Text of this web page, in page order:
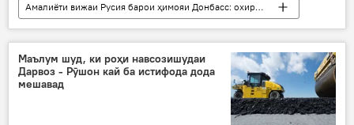
Амалиёти вижаи Русия барои ҳимояи Донбасс: охирин хабарҳо
Украина
амалиёт
низомӣ
Дар Русия
ИМА
Сиёсат
Вячеслав Володин
Маълум шуд, ки роҳи навсозишудаи
Дарвоз - Рӯшон кай ба истифода дода
мешавад